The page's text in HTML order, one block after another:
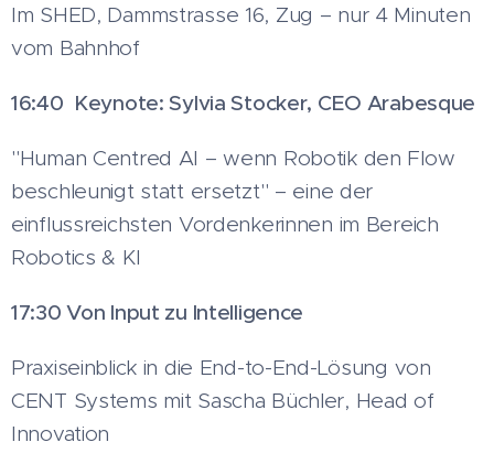
Im SHED, Dammstrasse 16, Zug – nur 4 Minuten
vom Bahnhof
16:40 Keynote: Sylvia Stocker, CEO Arabesque
"Human Centred AI – wenn Robotik den Flow
beschleunigt statt ersetzt" – eine der
einflussreichsten Vordenkerinnen im Bereich
Robotics & KI
17:30 Von Input zu Intelligence
Praxiseinblick in die End-to-End-Lösung von
CENT Systems mit Sascha Büchler, Head of
Innovation